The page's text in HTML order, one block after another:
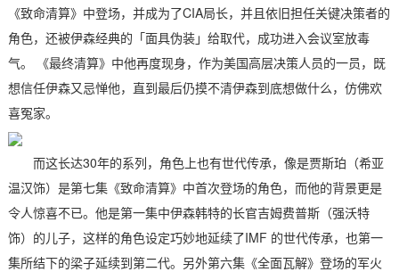
《致命清算》中登场，并成为了CIA局长，并且依旧担任关键决策者的
角色，还被伊森经典的「面具伪装」给取代，成功进入会议室放毒
气。 《最终清算》中他再度现身，作为美国高层决策人员的一员，既
想信任伊森又忌惮他，直到最后仍摸不清伊森到底想做什么，仿佛欢
喜冤家。
而这长达30年的系列，角色上也有世代传承，像是贾斯珀（希亚
温汉饰）是第七集《致命清算》中首次登场的角色，而他的背景更是
令人惊喜不已。他是第一集中伊森韩特的长官吉姆费普斯（强沃特
饰）的儿子，这样的角色设定巧妙地延续了IMF 的世代传承，也第一
集所结下的梁子延续到第二代。另外第六集《全面瓦解》登场的军火